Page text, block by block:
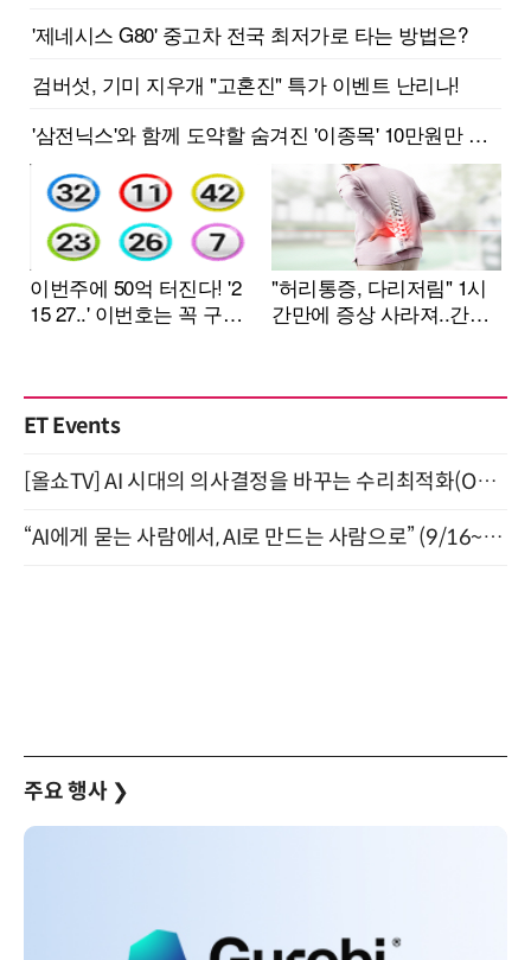
ET Events
[올쇼TV] AI 시대의 의사결정을 바꾸는 수리최적화(Optimization) 소개 (8/20 생방송)
“AI에게 묻는 사람에서, AI로 만드는 사람으로” (9/16~17)
주요 행사 ❯